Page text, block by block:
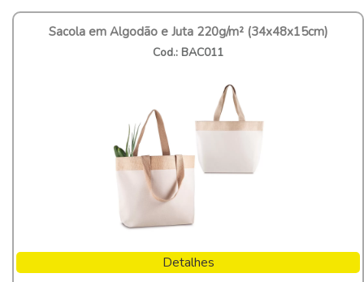
Sacola em Algodão e Juta 220g/m² (34x48x15cm)
Cod.: BAC011
Detalhes